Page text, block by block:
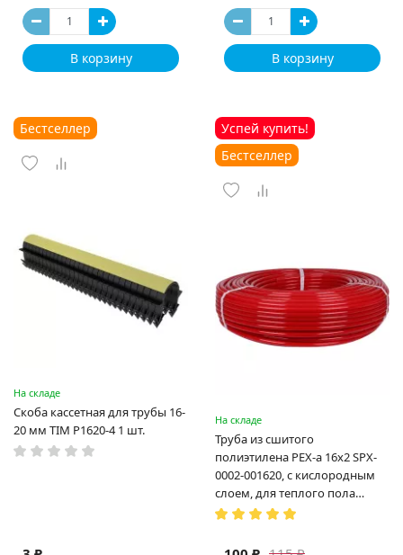
В корзину В корзину
Бестселлер
На складе
Скоба кассетная для трубы 16-
20 мм TIM P1620-4 1 шт.
Успей купить!
Бестселлер
На складе
Труба из сшитого
полиэтилена PEX-a 16х2 SPX-
0002-001620, с кислородным
слоем, для теплого пола
(Испания)